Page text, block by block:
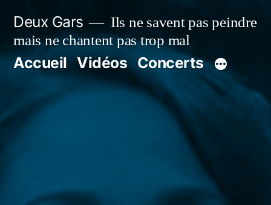
contenu
Deux Gars
Ils ne savent pas peindre
mais ne chantent pas trop mal
Accueil Vidéos Concerts